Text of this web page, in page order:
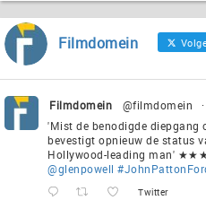
Filmdomein
Filmdomein @filmdomein ·
'Mist de benodigde diepgang
bevestigt opnieuw de status
Hollywood-leading man'
@glenpowell
Twitter